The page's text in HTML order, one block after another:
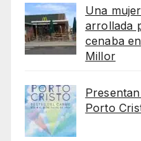
Una
arrollada
cenaba
Millor
Porto